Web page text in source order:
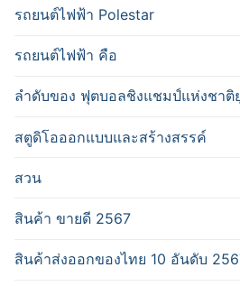
รถยนต์ไฟฟ้า Polestar
รถยนต์ไฟฟ้า คือ
ลำดับของ ฟุตบอลชิงแชมป์แห่งชาติ
สตูดิโอออกแบบและสร้างสรรค์
สวน
สินค้า ขายดี 2567
สินค้าส่งออกของไทย 10 อันดับ